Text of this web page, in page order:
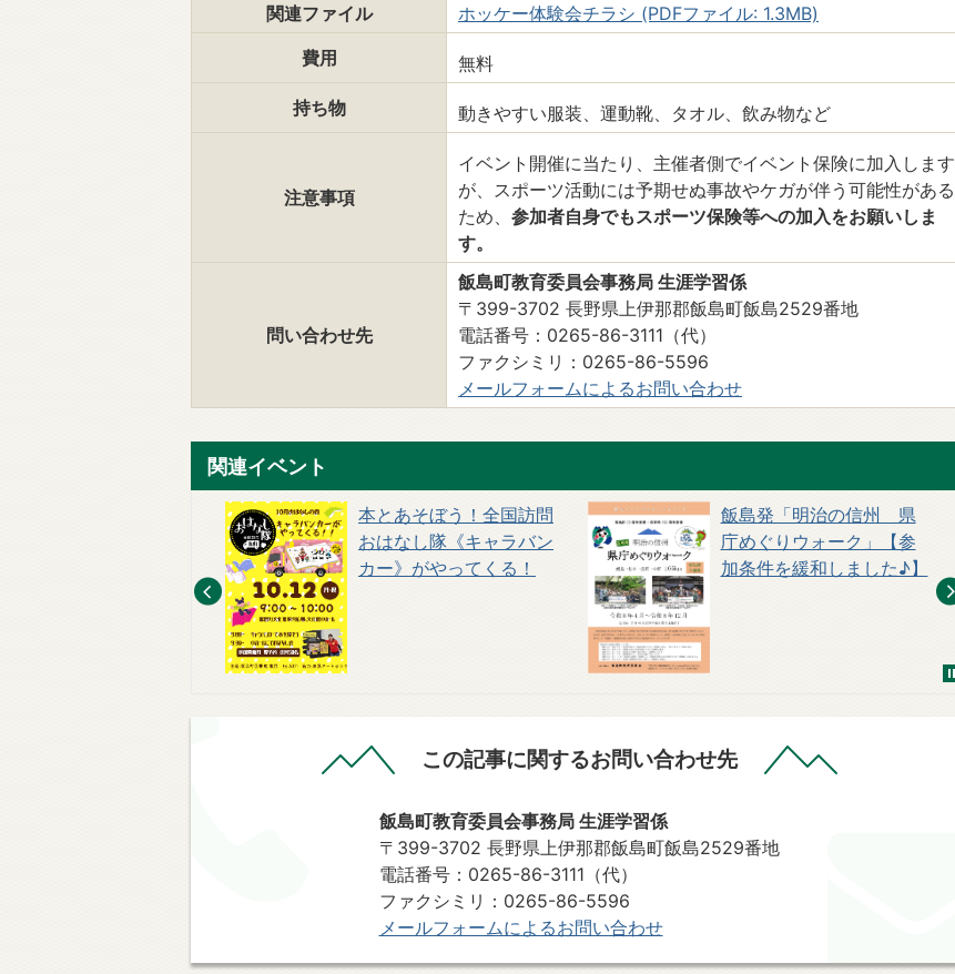
関連ファイル
ホッケー体験会チラシ (PDFファイル: 1.3MB)
費用
無料
持ち物
動きやすい服装、運動靴、タオル、飲み物など
注意事項
イベント開催に当たり、主催者側でイベント保険に加入します
が、スポーツ活動には予期せぬ事故やケガが伴う可能性がある
ため、 参加者自身でもスポーツ保険等への加入をお願いしま
す。
問い合わせ先
飯島町教育委員会事務局 生涯学習係
〒399-3702 長野県上伊那郡飯島町飯島2529番地
電話番号：0265-86-3111（代）
ファクシミリ：0265-86-5596
メールフォームによるお問い合わせ
関連イベント
本とあそぼう！全国訪問
おはなし隊《キャラバン
カー》がやってくる！
飯島発「明治の信州 県
庁めぐりウォーク」【参
加条件を緩和しました♪】
この記事に関するお問い合わせ先
飯島町教育委員会事務局 生涯学習係
〒399-3702 長野県上伊那郡飯島町飯島2529番地
電話番号：0265-86-3111（代）
ファクシミリ：0265-86-5596
メールフォームによるお問い合わせ